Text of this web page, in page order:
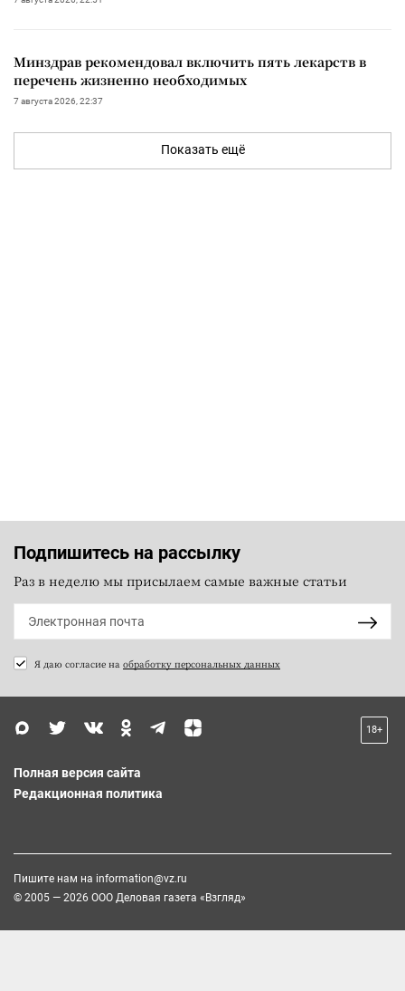
Минздрав рекомендовал включить пять лекарств в
перечень жизненно необходимых
7 августа 2026, 22:37
Показать ещё
Подпишитесь на рассылку
Раз в неделю мы присылаем самые важные статьи
Я даю согласие на обработку персональных данных
18+
Полная версия сайта
Редакционная политика
Пишите нам на information@vz.ru
© 2005 — 2026 ООО Деловая газета «Взгляд»